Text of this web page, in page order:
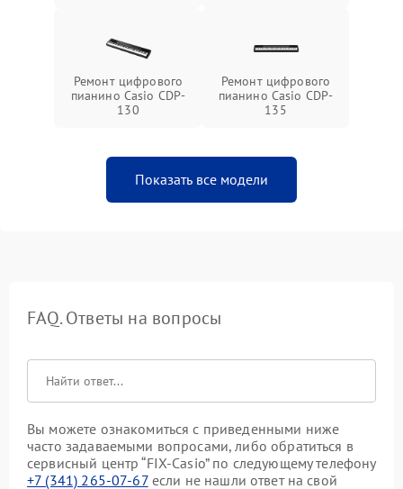
Ремонт цифрового
пианино Casio CDP-
130
Ремонт цифрового
пианино Casio CDP-
135
Показать все модели
FAQ. Ответы на вопросы
Вы можете ознакомиться с приведенными ниже
часто задаваемыми вопросами, либо обратиться в
сервисный центр “FIX-Casio” по следующему телефону
+7 (341) 265-07-67если не нашли ответ на свой